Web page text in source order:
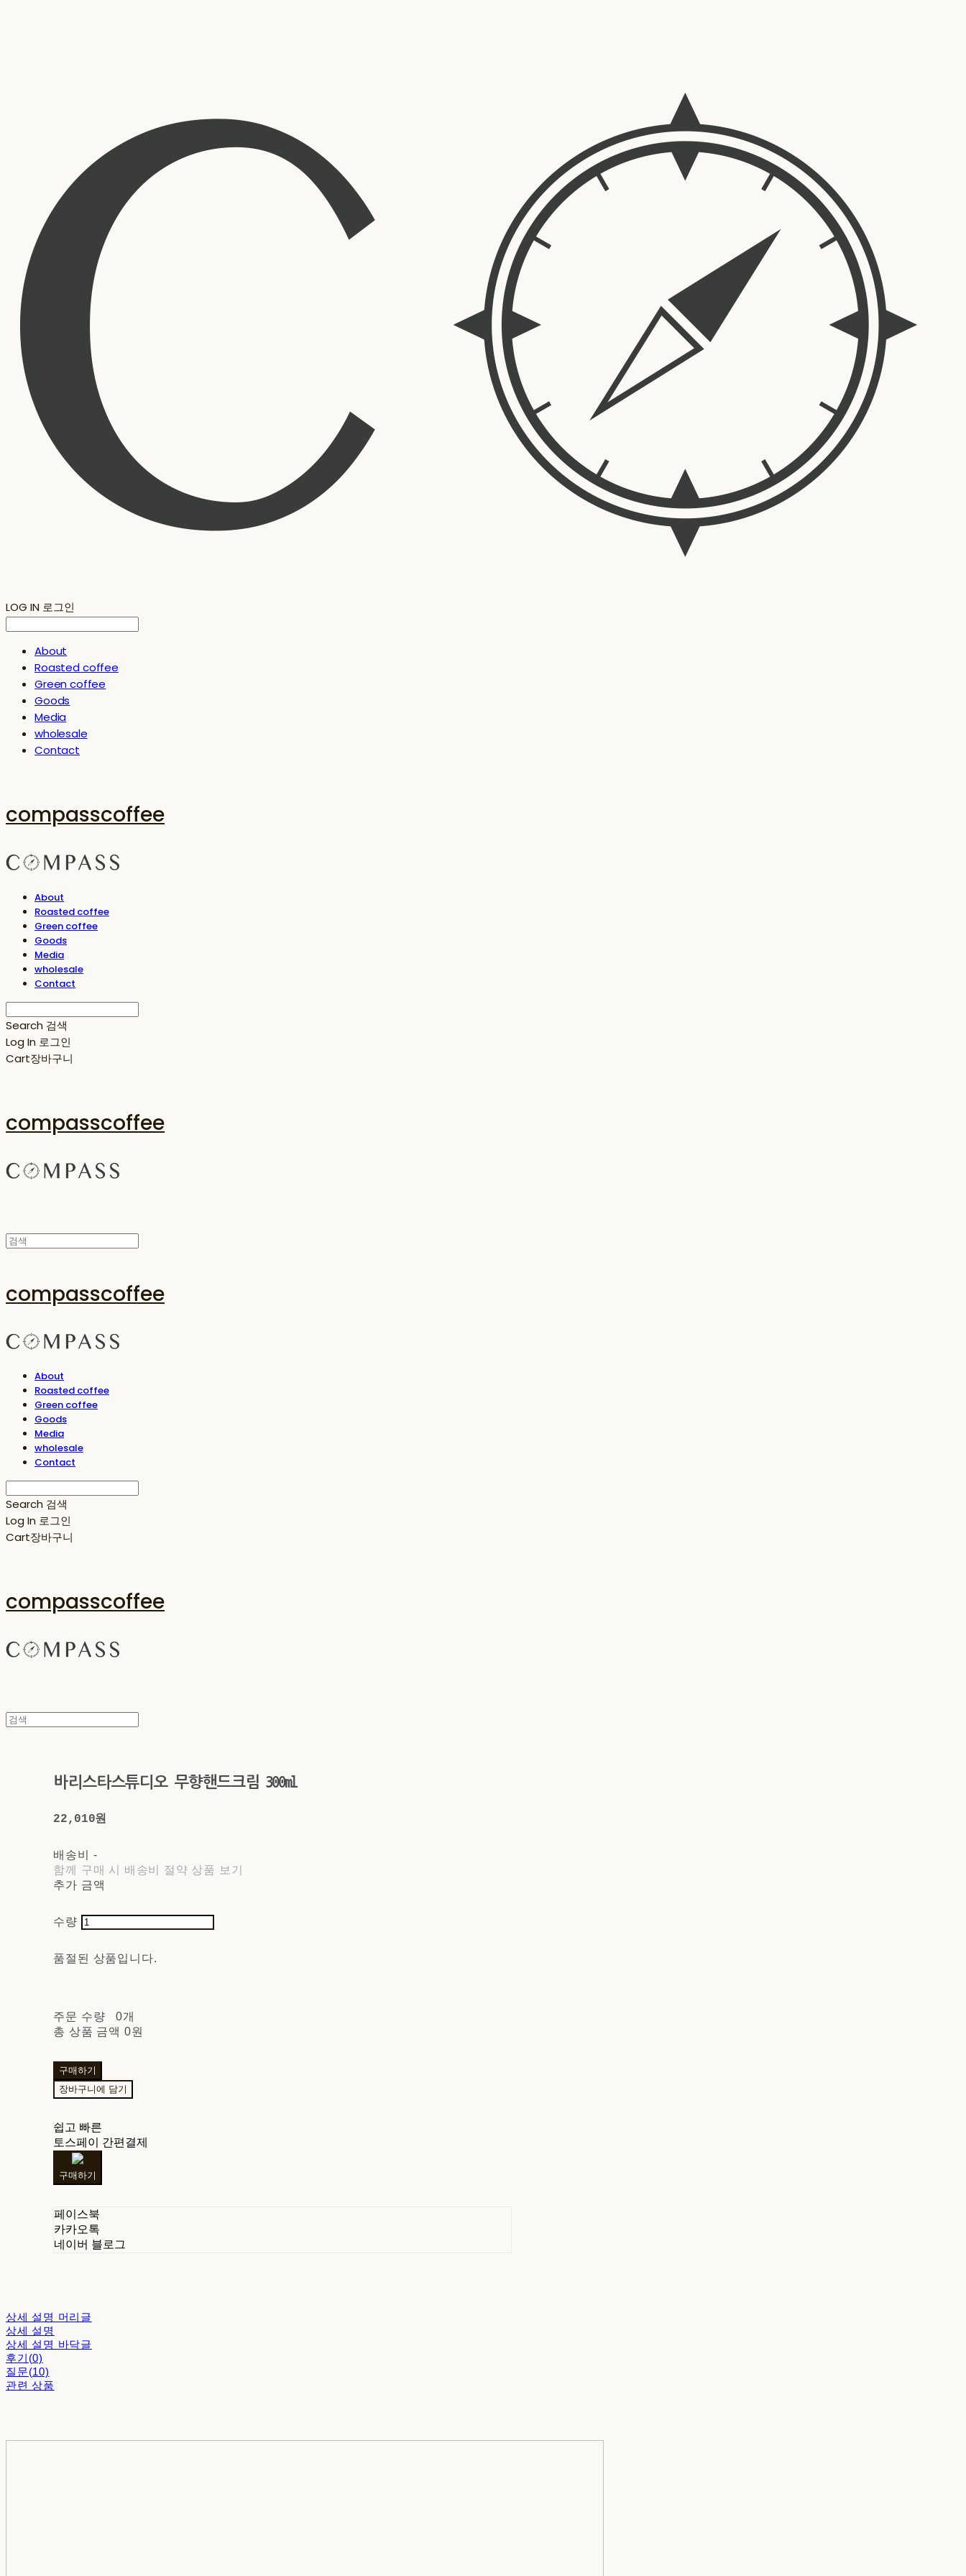
LOG IN 로그인
About
Roasted coffee
Green coffee
Goods
Media
wholesale
Contact
compasscoffee
About
Roasted coffee
Green coffee
Goods
Media
wholesale
Contact
Search 검색
Log In 로그인
Cart장바구니
compasscoffee
compasscoffee
About
Roasted coffee
Green coffee
Goods
Media
wholesale
Contact
Search 검색
Log In 로그인
Cart장바구니
compasscoffee
바리스타스튜디오 무향핸드크림 300ml
22,010원
배송비 -
함께 구매 시 배송비 절약 상품 보기
추가 금액
수량
품절된 상품입니다.
주문 수량
0개
총 상품 금액 0원
구매하기
장바구니에 담기
쉽고 빠른
토스페이 간편결제
구매하기
페이스북
카카오톡
네이버 블로그
상세 설명 머리글
상세 설명
상세 설명 바닥글
후기(0)
질문(10)
관련 상품